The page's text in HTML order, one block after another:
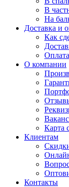
В
На
Доставка и
Как
О компании
Карта
Клиентам
Контакты